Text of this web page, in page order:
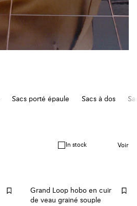
Sacs porté épaule Sacs à dos
In stock Voir
Grand Loop hobo en cuir
de veau grainé souple